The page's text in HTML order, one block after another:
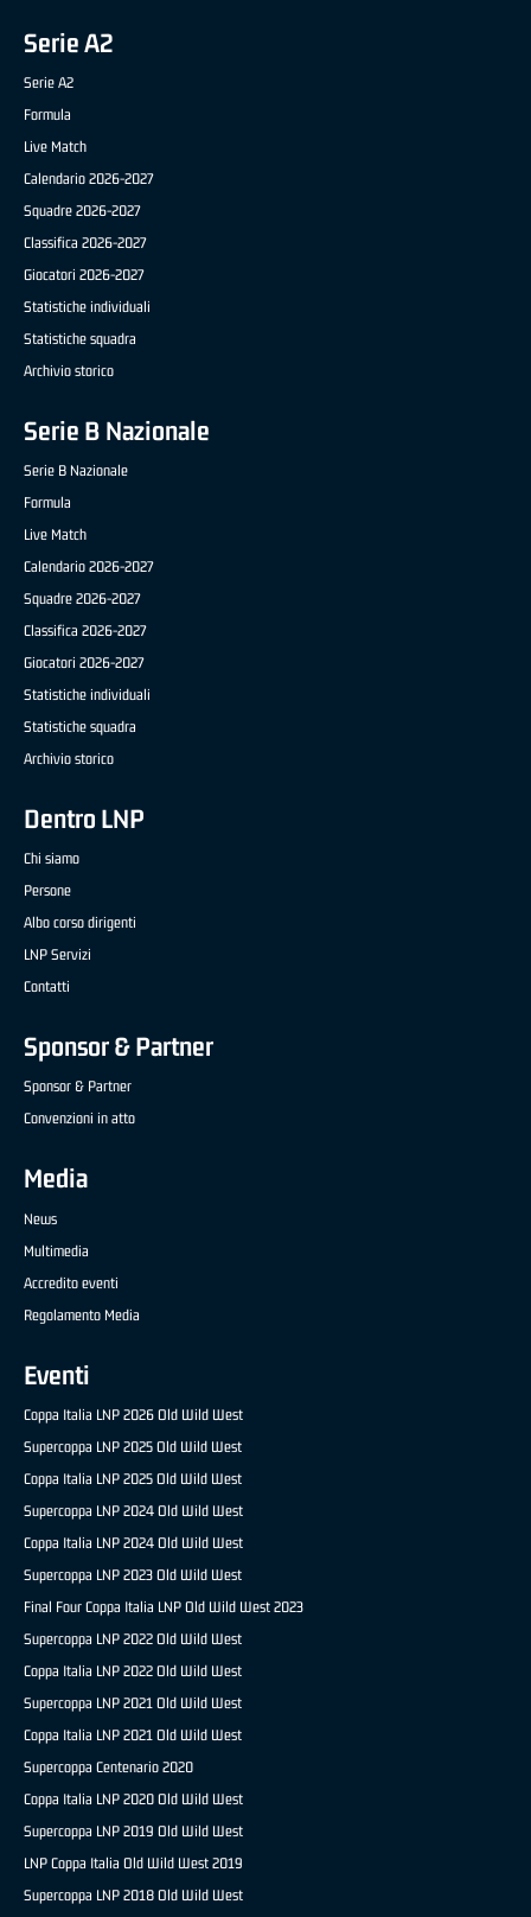
Serie A2
Serie A2
Formula
Live Match
Calendario 2026-2027
Squadre 2026-2027
Classifica 2026-2027
Giocatori 2026-2027
Statistiche individuali
Statistiche squadra
Archivio storico
Serie B Nazionale
Serie B Nazionale
Formula
Live Match
Calendario 2026-2027
Squadre 2026-2027
Classifica 2026-2027
Giocatori 2026-2027
Statistiche individuali
Statistiche squadra
Archivio storico
Dentro LNP
Chi siamo
Persone
Albo corso dirigenti
LNP Servizi
Contatti
Sponsor & Partner
Sponsor & Partner
Convenzioni in atto
Media
News
Multimedia
Accredito eventi
Regolamento Media
Eventi
Coppa Italia LNP 2026 Old Wild West
Supercoppa LNP 2025 Old Wild West
Coppa Italia LNP 2025 Old Wild West
Supercoppa LNP 2024 Old Wild West
Coppa Italia LNP 2024 Old Wild West
Supercoppa LNP 2023 Old Wild West
Final Four Coppa Italia LNP Old Wild West 2023
Supercoppa LNP 2022 Old Wild West
Coppa Italia LNP 2022 Old Wild West
Supercoppa LNP 2021 Old Wild West
Coppa Italia LNP 2021 Old Wild West
Supercoppa Centenario 2020
Coppa Italia LNP 2020 Old Wild West
Supercoppa LNP 2019 Old Wild West
LNP Coppa Italia Old Wild West 2019
Supercoppa LNP 2018 Old Wild West